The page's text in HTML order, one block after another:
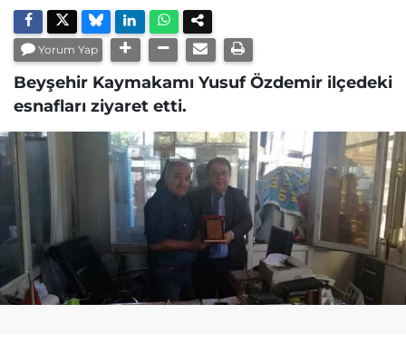
Yorum Yap
Beyşehir Kaymakamı Yusuf Özdemir ilçedeki
esnafları ziyaret etti.